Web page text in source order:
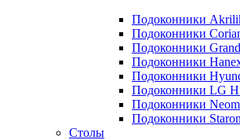
Подоконники
Подоконники
Подоконники
Подоконники
Подоконники
Подоконники LG
Подоконники
Подоконники Staron
Столы